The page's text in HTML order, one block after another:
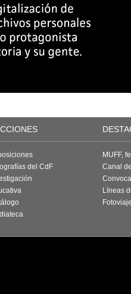
del CdF
MUFF,
Canal
Líneas